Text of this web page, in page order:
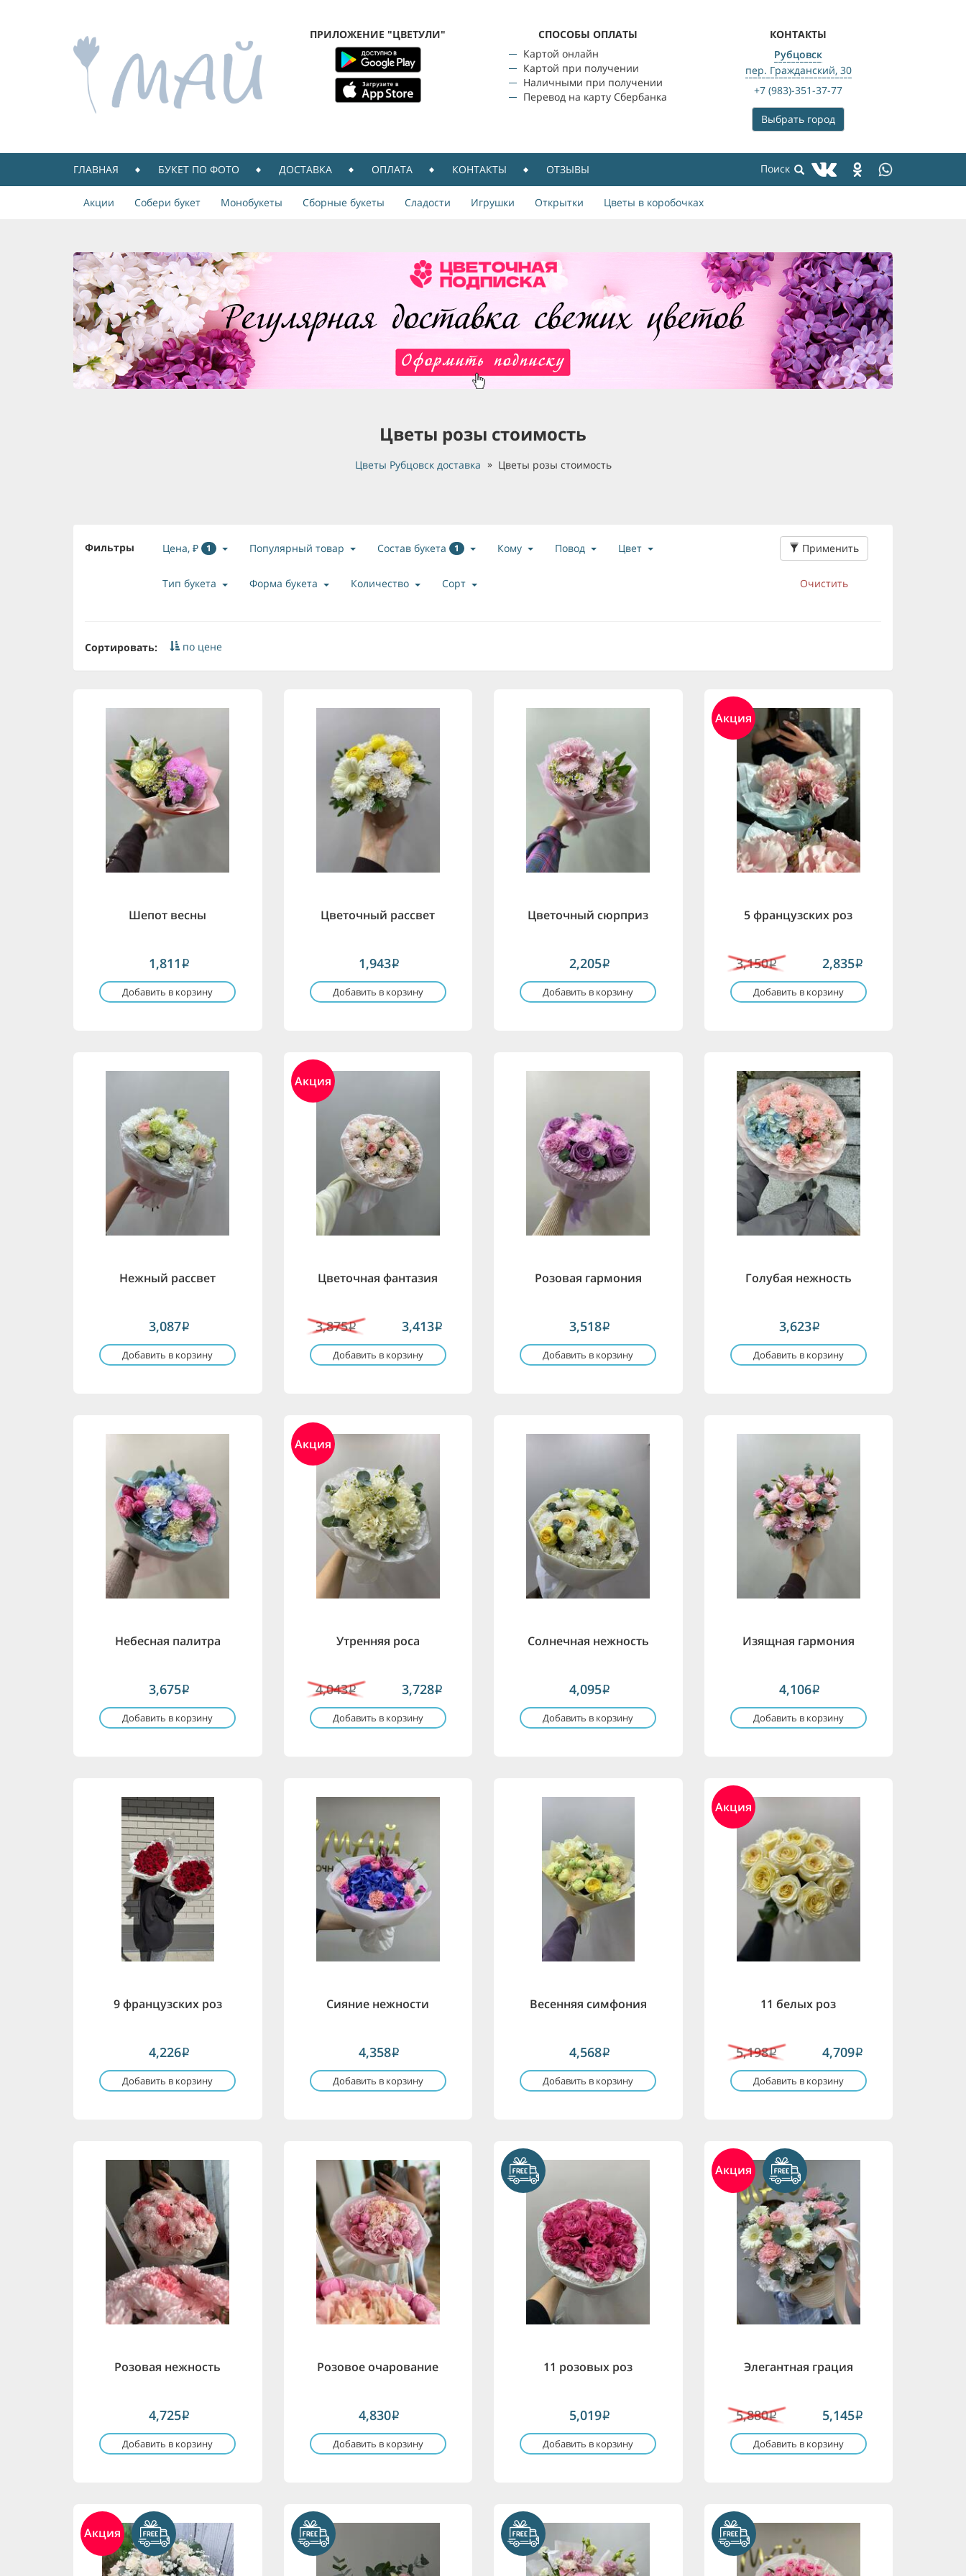
ПРИЛОЖЕНИЕ "ЦВЕТУЛИ"
CПОСОБЫ ОПЛАТЫ
Картой онлайн
Картой при получении
Наличными при получении
Перевод на карту Сбербанка
КОНТАКТЫ
Рубцовск
пер. Гражданский, 30
+7 (983)-351-37-77
Выбрать город
ГЛАВНАЯ БУКЕТ ПО ФОТО ДОСТАВКА ОПЛАТА КОНТАКТЫ ОТЗЫВЫ
Акции Собери букет Монобукеты Сборные букеты Сладости Игрушки Открытки Цветы в коробочках
Цветы розы стоимость
Цветы Рубцовск доставка Цветы розы стоимость
Фильтры Цена, ₽ 1 Популярный товар Состав букета 1 Кому Повод Цвет
Тип букета Форма букета Количество Сорт
Применить
Очистить
Сортировать: по цене
Шепот весны
1,811 i
Добавить в корзину
Цветочный рассвет
1,943i
Добавить в корзину
Цветочный сюрприз
2,205i
Добавить в корзину
Акция
5 французских роз
3,150i 2,835i
Добавить в корзину
Нежный рассвет
3,087i
Добавить в корзину
Акция
Цветочная фантазия
3,875i 3,413i
Добавить в корзину
Розовая гармония
3,518i
Добавить в корзину
Голубая нежность
3,623i
Добавить в корзину
Небесная палитра
3,675i
Добавить в корзину
Акция
Утренняя роса
4,043i 3,728i
Добавить в корзину
Солнечная нежность
4,095i
Добавить в корзину
Изящная гармония
4,106i
Добавить в корзину
9 французских роз
4,226i
Добавить в корзину
Сияние нежности
4,358i
Добавить в корзину
Весенняя симфония
4,568i
Добавить в корзину
Акция
11 белых роз
5,198i 4,709i
Добавить в корзину
Розовая нежность
4,725i
Добавить в корзину
Розовое очарование
4,830i
Добавить в корзину
11 розовых роз
5,019i
Добавить в корзину
Акция
Элегантная грация
5,880i 5,145i
Добавить в корзину
Акция